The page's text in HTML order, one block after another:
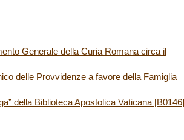
Generale della Curia Romana circa il
delle Provvidenze a favore della Famiglia
della Biblioteca Apostolica Vaticana [B0146]